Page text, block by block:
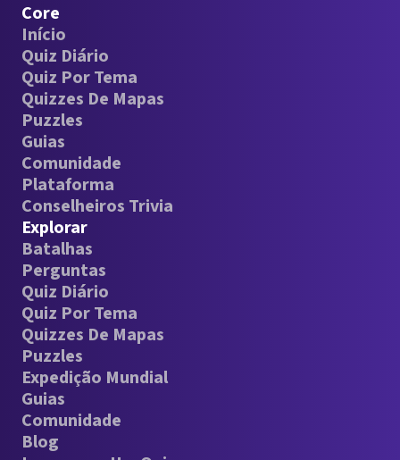
Core
Início
Quiz Diário
Quiz Por Tema
Quizzes De Mapas
Puzzles
Guias
Comunidade
Plataforma
Conselheiros Trivia
Explorar
Batalhas
Perguntas
Quiz Diário
Quiz Por Tema
Quizzes De Mapas
Puzzles
Expedição Mundial
Guias
Comunidade
Blog